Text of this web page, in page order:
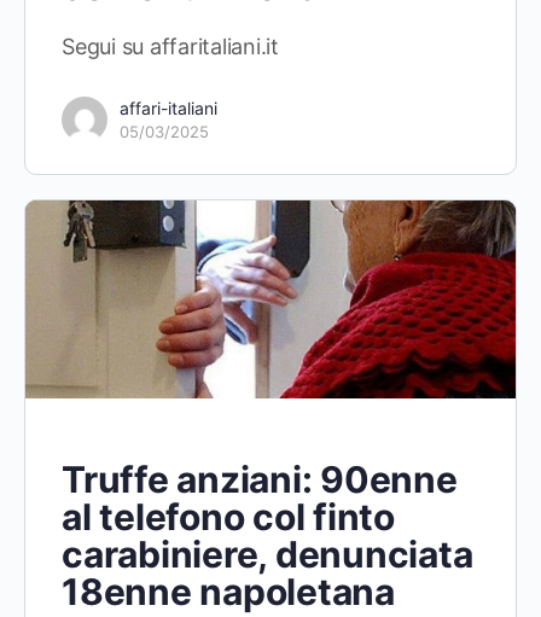
Segui su affaritaliani.it
affari-italiani
05/03/2025
Truffe anziani: 90enne
al telefono col finto
carabiniere, denunciata
18enne napoletana